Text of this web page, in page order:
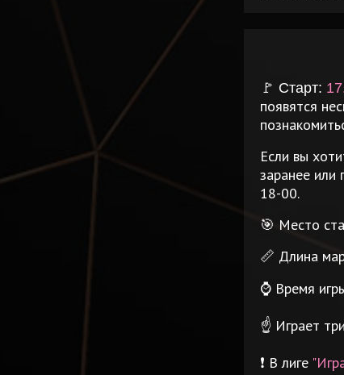
🚩 Старт:
появятся
Если вы
заранее или
18-00.
🎯 Место
📏 Длина
⌚️ Время
☝️ Играет
❗️ В лиге